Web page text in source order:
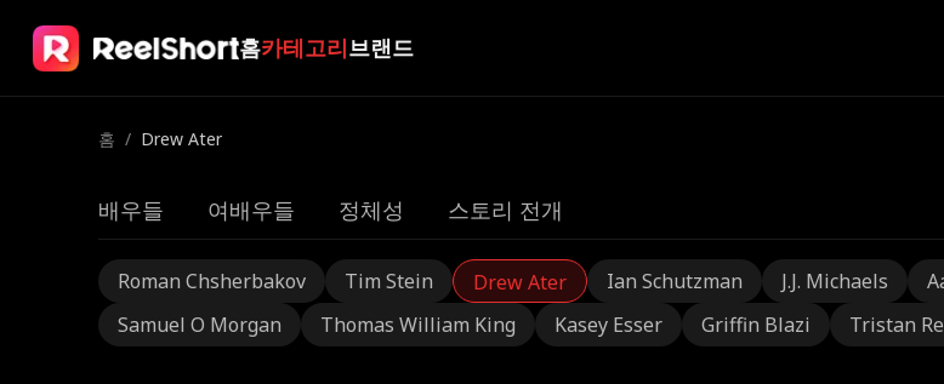
홈카테고리브랜드
홈 / Drew Ater
배우들 여배우들 정체성 스토리 전개
Roman Chsherbakov Tim Stein Drew Ater Ian Schutzman J.J. Michaels
Samuel O Morgan
Thomas William King Kasey Esser Griffin Blazi Tristan